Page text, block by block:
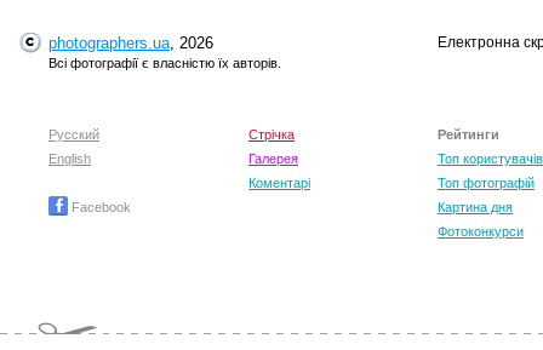
photographers.ua, 2026
Всі фотографії є власністю їх авторів.
Електронна
Русский
English
Facebook
Стрічка
Галерея
Коментарі
Рейтинги
Топ користувачів
Топ фотографій
Картина дня
Фотоконкурси